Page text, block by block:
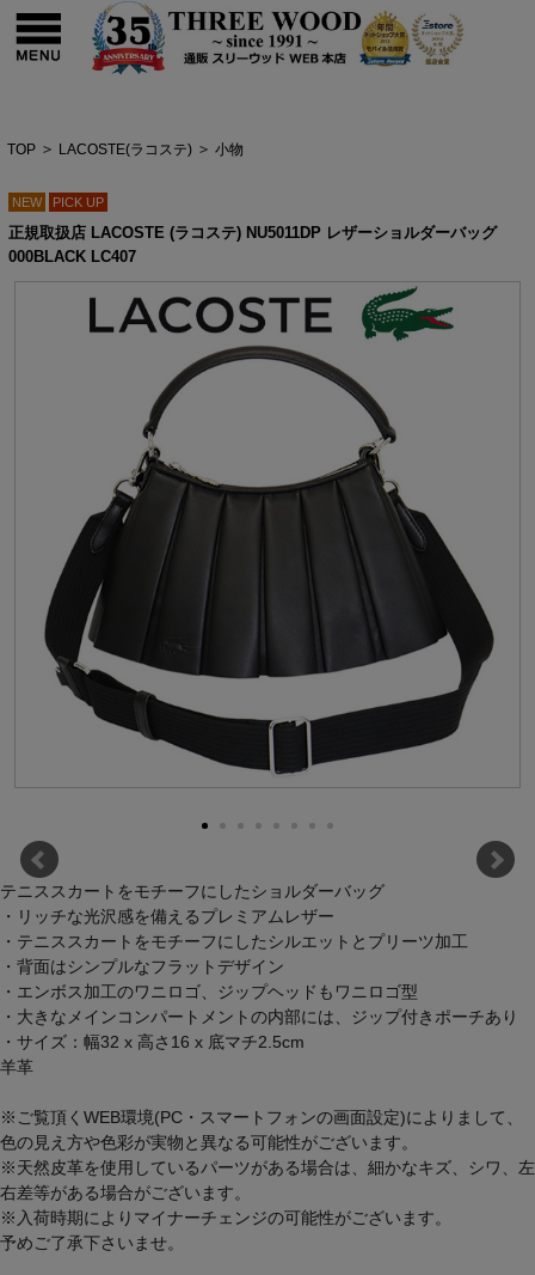
TOP > LACOSTE(ラコステ) > 小物
NEW PICK UP
正規取扱店 LACOSTE (ラコステ) NU5011DP レザーショルダーバッグ
000BLACK LC407
テニススカートをモチーフにしたショルダーバッグ
・リッチな光沢感を備えるプレミアムレザー
・テニススカートをモチーフにしたシルエットとプリーツ加工
・背面はシンプルなフラットデザイン
・エンボス加工のワニロゴ、ジップヘッドもワニロゴ型
・大きなメインコンパートメントの内部には、ジップ付きポーチあり
・サイズ：幅32 x 高さ16 x 底マチ2.5cm
羊革
※ご覧頂くWEB環境(PC・スマートフォンの画面設定)によりまして、
色の見え方や色彩が実物と異なる可能性がございます。
※天然皮革を使用しているパーツがある場合は、細かなキズ、シワ、左
右差等がある場合がございます。
※入荷時期によりマイナーチェンジの可能性がございます。
予めご了承下さいませ。